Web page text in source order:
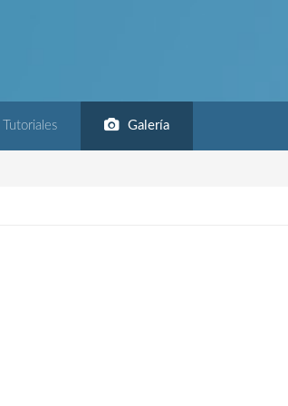
Tutoriales Galería